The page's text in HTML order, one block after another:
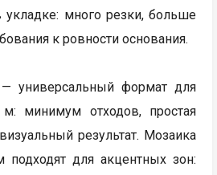
много резки, больше
к ровности основания.
универсальный формат для
минимум отходов, простая
результат. Мозаика
подходят для акцентных зон: